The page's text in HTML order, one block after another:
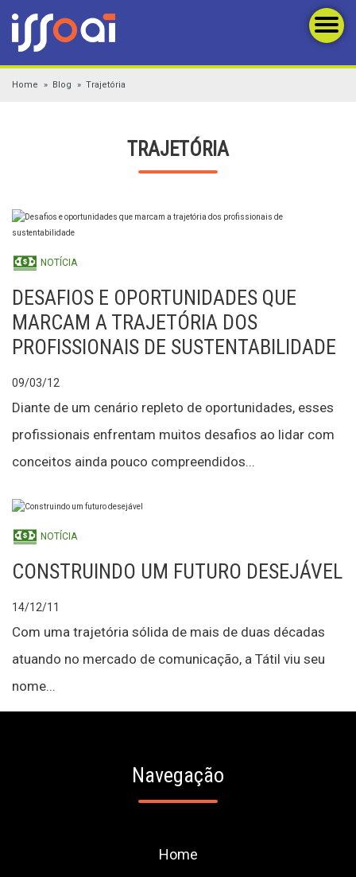
Home Blog Trajetória
TRAJETÓRIA
NOTÍCIA
DESAFIOS E OPORTUNIDADES QUE
MARCAM A TRAJETÓRIA DOS
PROFISSIONAIS DE SUSTENTABILIDADE
09/03/12
Diante de um cenário repleto de oportunidades, esses
profissionais enfrentam muitos desafios ao lidar com
conceitos ainda pouco compreendidos...
NOTÍCIA
CONSTRUINDO UM FUTURO DESEJÁVEL
14/12/11
Com uma trajetória sólida de mais de duas décadas
atuando no mercado de comunicação, a Tátil viu seu
nome...
Navegação
Home